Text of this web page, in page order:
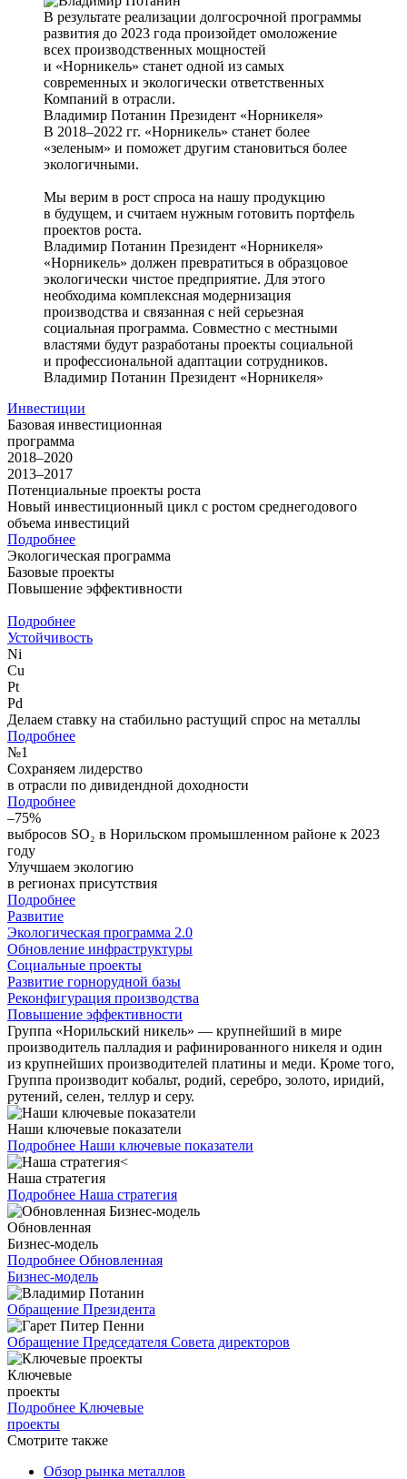
В результате реализации долгосрочной программы
развития до 2023 года произойдет омоложение
всех производственных мощностей
и «Норникель» станет одной из самых
современных и экологически ответственных
Компаний в отрасли.
Владимир Потанин Президент «Норникеля»
В 2018–2022 гг. «Норникель» станет более
«зеленым» и поможет другим становиться более
экологичными.
Мы верим в рост спроса на нашу продукцию
в будущем, и считаем нужным готовить портфель
проектов роста.
Владимир Потанин Президент «Норникеля»
«Норникель» должен превратиться в образцовое
экологически чистое предприятие. Для этого
необходима комплексная модернизация
производства и связанная с ней серьезная
социальная программа. Совместно с местными
властями будут разработаны проекты социальной
и профессиональной адаптации сотрудников.
Владимир Потанин Президент «Норникеля»
Инвестиции
Базовая инвестиционная
программа
2018–2020
2013–2017
Потенциальные проекты роста
Новый инвестиционный цикл с ростом среднегодового
объема инвестиций
Подробнее
Экологическая программа
Базовые проекты
Повышение эффективности
Подробнее
Устойчивость
Ni
Cu
Pt
Pd
Делаем ставку на стабильно растущий спрос на металлы
Подробнее
№1
Сохраняем лидерство
в отрасли по дивидендной доходности
Подробнее
–75%
выбросов SO₂ в Норильском промышленном районе к 2023
году
Улучшаем экологию
в регионах присутствия
Подробнее
Развитие
Экологическая программа 2.0
Обновление инфраструктуры
Социальные проекты
Развитие горнорудной базы
Реконфигурация производства
Повышение эффективности
Группа «Норильский никель» — крупнейший в мире
производитель палладия и рафинированного никеля и один
из крупнейших производителей платины и меди. Кроме того,
Группа производит кобальт, родий, серебро, золото, иридий,
рутений, селен, теллур и серу.
Наши ключевые показатели
Подробнее Наши ключевые показатели
Наша стратегия
Подробнее Наша стратегия
Обновленная
Бизнес-модель
Подробнее Обновленная
Бизнес-модель
Обращение Президента
Обращение Председателя Совета директоров
Ключевые
проекты
Подробнее Ключевые
проекты
Смотрите также
Обзор рынка металлов